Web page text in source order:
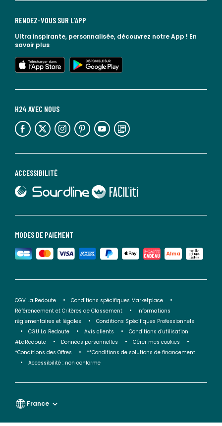
MODES DE PAIEMENT
ACCESSIBILITÉ
lien vers Sourdline
lien vers Faciliti
H24 AVEC NOUS
lien vers l'espace réseaux sociaux lien vers l'espace réseaux sociaux lien vers l'espace réseaux sociaux lien vers l'espace réseaux sociaux lien vers l'espace réseaux sociaux lien vers le blog la redoute
RENDEZ-VOUS SUR L'APP
Ultra inspirante, personnalisée, découvrez notre App ! En
savoir plus
lien vers l'app store
lien vers google play
CGV La Redoute
Conditions spécifiques Marketplace
Référencement et Critères de Classement
Informations
réglementaires et légales
Conditions Spécifiques Professionnels
CGU La Redoute
Avis clients
Conditions d'utilisation
#LaRedoute
Données personnelles
Gérer mes cookies
*Conditions des Offres
**Conditions de solutions de financement
Accessibilité : non conforme
France